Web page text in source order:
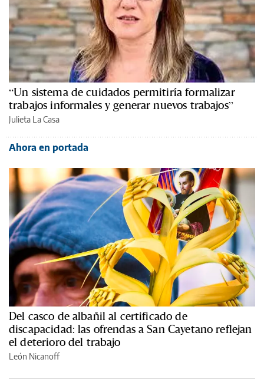
“Un sistema de cuidados permitiría formalizar
trabajos informales y generar nuevos trabajos”
Julieta La Casa
Ahora en portada
Del casco de albañil al certificado de
discapacidad: las ofrendas a San Cayetano reflejan
el deterioro del trabajo
León Nicanoff